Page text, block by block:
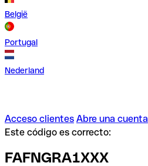
België
Portugal
Nederland
Acceso clientes Abre una cuenta
Este código es correcto:
FAFNGRA1XXX